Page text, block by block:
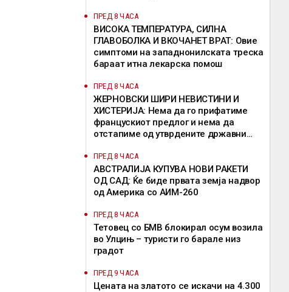
ПРЕД 8 ЧАСА
ВИСОКА ТЕМПЕРАТУРА, СИЛНА
ГЛАВОБОЛКА И ВКОЧАНЕТ ВРАТ: Овие
симптоми на западнонилската треска
бараат итна лекарска помош
ПРЕД 8 ЧАСА
ЖЕРНОВСКИ ШИРИ НЕВИСТИНИ И
ХИСТЕРИЈА: Нема да го прифатиме
францускиот предлог и нема да
отстапиме од утврдените државни
ПРЕД 8 ЧАСА
АВСТРАЛИЈА КУПУВА НОВИ РАКЕТИ
ОД САД: Ќе биде првата земја надвор
од Америка со АИМ-260
ПРЕД 8 ЧАСА
Тетовец со БМВ блокирал осум возила
во Улцињ – туристи го барале низ
градот
ПРЕД 9 ЧАСА
Цената на златото се искачи на 4.300